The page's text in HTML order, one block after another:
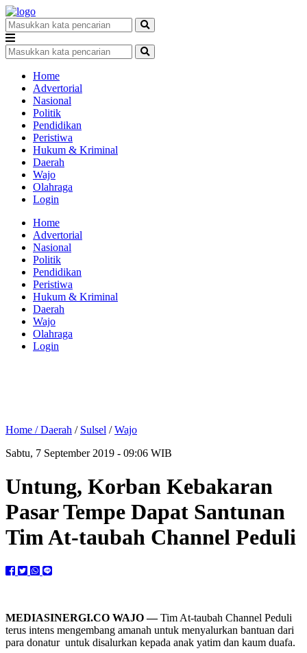
Home
Advertorial
Nasional
Politik
Pendidikan
Peristiwa
Hukum & Kriminal
Daerah
Wajo
Olahraga
Login
Home
Advertorial
Nasional
Politik
Pendidikan
Peristiwa
Hukum & Kriminal
Daerah
Wajo
Olahraga
Login
Home /Daerah / Sulsel /Wajo
Sabtu, 7 September 2019 - 09:06 WIB
Untung, Korban Kebakaran
Pasar Tempe Dapat Santunan
Tim At-taubah Channel Peduli
MEDIASINERGI.CO WAJO —Tim At-taubah Channel Peduli
terus intens mengembang amanah untuk menyalurkan bantuan dari
para donatur untuk disalurkan kepada anak yatim dan kaum duafa.